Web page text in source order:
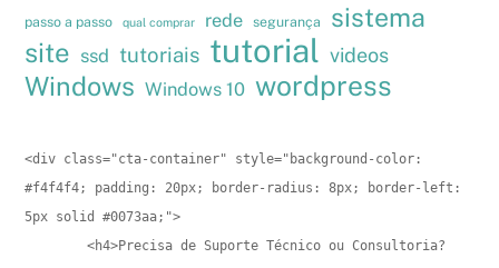
passo a passo
qual comprar rede segurança sistema
site ssd tutoriais tutorial videos
Windows Windows 10 wordpress
<div class="cta-container" style="background-color:
#f4f4f4; padding: 20px; border-radius: 8px; border-left:
5px solid #0073aa;">
        <h4>Precisa de Suporte Técnico ou Consultoria?